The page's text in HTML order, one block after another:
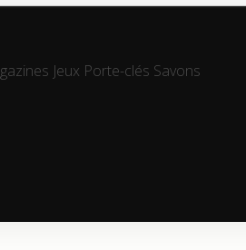
Jeux Porte-clés Savons